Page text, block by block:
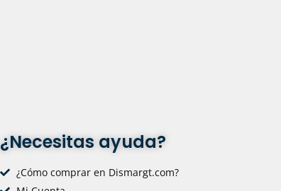
¿Necesitas ayuda?
¿Cómo comprar en Dismargt.com?